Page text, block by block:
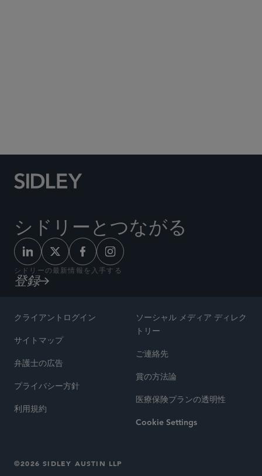
シドリーとつながる
シドリーの最新情報を入手する
登録
クライアントログイン
サイトマップ
弁護士の広告
プライバシー方針
利用規約
ソーシャル メディア ディレク
トリー
ご連絡先
賞の方法論
医療保険プランの透明性
Cookie Settings
©2026 SIDLEY AUSTIN LLP